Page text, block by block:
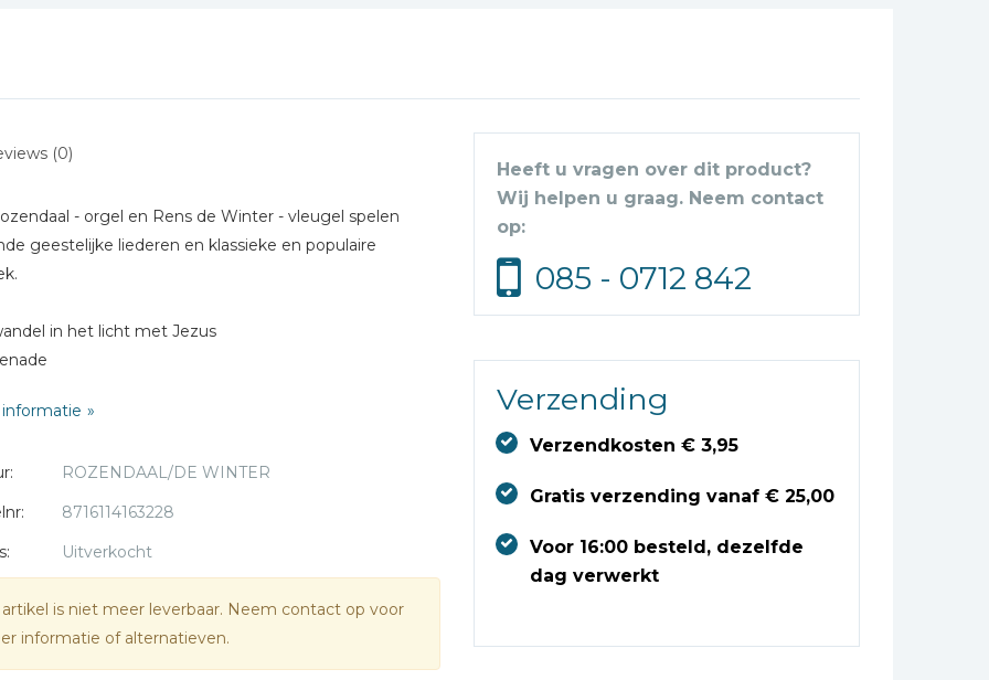
(0)
- orgel en Rens de Winter - vleugel spelen
geestelijke liederen en klassieke en populaire
in het licht met Jezus
Wat God doet dat is welgedaan
from Mahogany (pianosolo)
March
in d-minor (orgelsolo)
können sicher weiden
of paradise
ROZENDAAL/DE WINTER
8716114163228
Uitverkocht
is niet meer leverbaar. Neem contact op voor
informatie of alternatieven.
Heeft u vragen over dit product?
Wij helpen u graag. Neem contact
op:
085 - 0712 842
Verzending
Verzendkosten € 3,95
Gratis verzending vanaf € 25,00
Voor 16:00 besteld, dezelfde
dag verwerkt